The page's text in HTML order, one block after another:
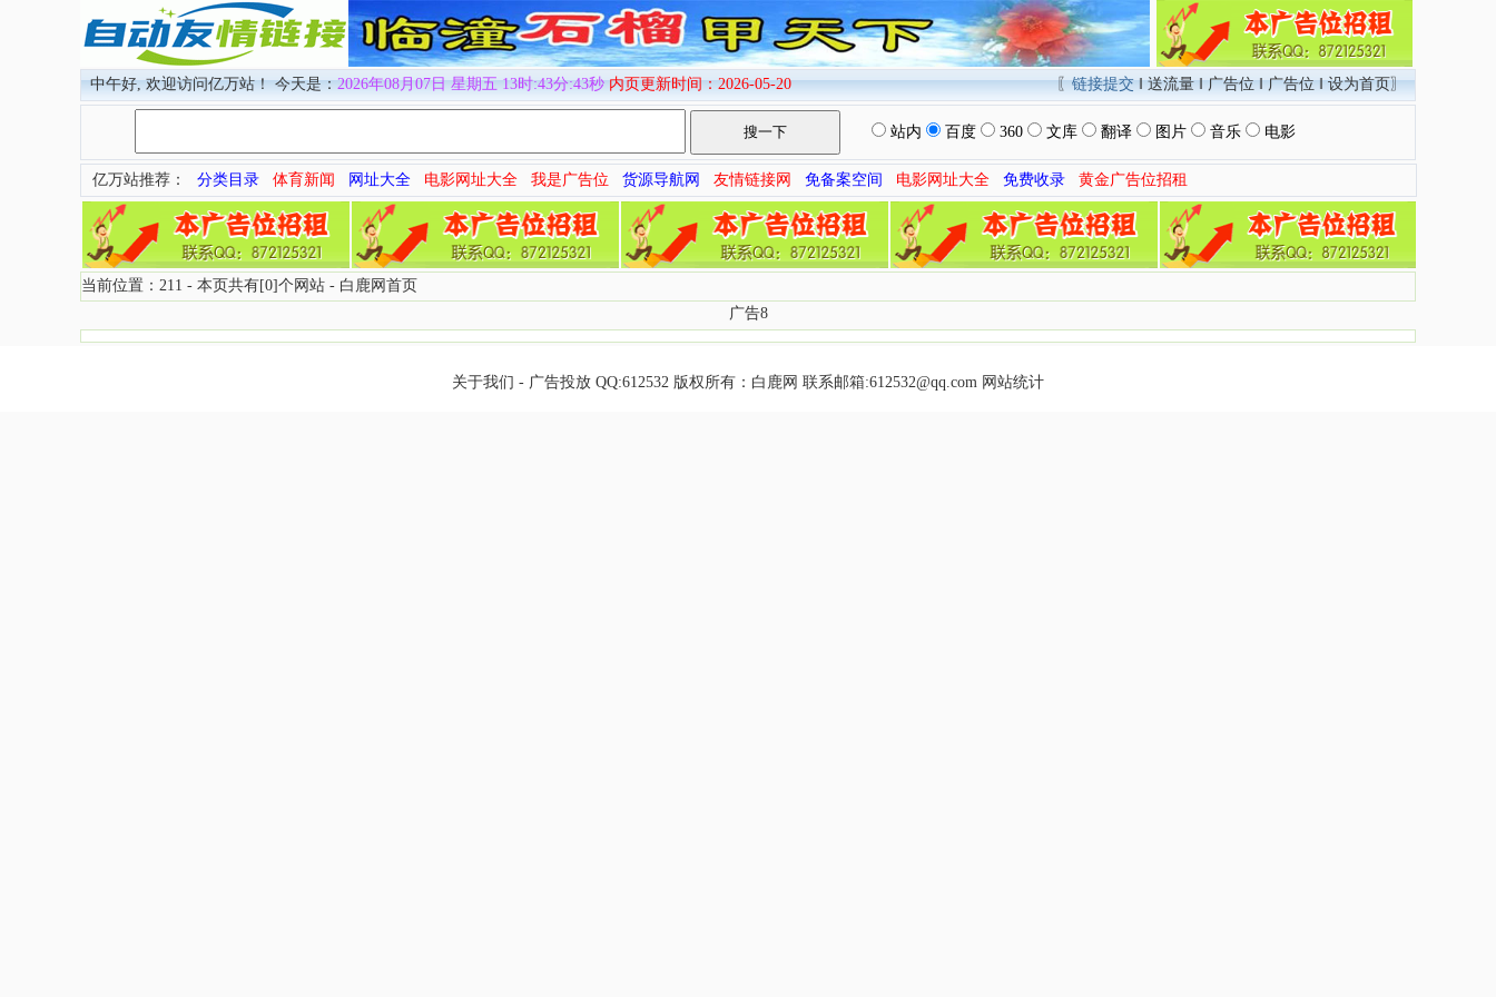
中午好, 欢迎访问亿万站！ 今天是：2026年08月07日 星期五 13时:43分:43秒 内页更新时间：2026-05-20 〖链接提交 ‖送流量‖广告位‖广告位‖设为首页〗
站内 百度 360 文库 翻译 图片 音乐 电影
亿万站推荐： 分类目录 体育新闻 网址大全 电影网址大全 我是广告位 货源导航网 友情链接网 免备案空间 电影网址大全 免费收录 黄金广告位招租
当前位置：211 - 本页共有[0]个网站 - 白鹿网首页
广告8
关于我们 - 广告投放 QQ:612532 版权所有： 白鹿网 联系邮箱:612532@qq.com 网站统计